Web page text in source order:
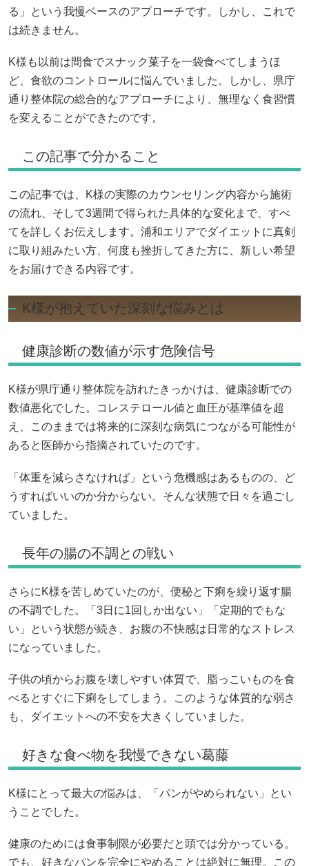
る」という我慢ベースのアプローチです。しかし、これで
は続きません。
K様も以前は間食でスナック菓子を一袋食べてしまうほ
ど、食欲のコントロールに悩んでいました。しかし、県庁
通り整体院の総合的なアプローチにより、無理なく食習慣
を変えることができたのです。
この記事で分かること
この記事では、K様の実際のカウンセリング内容から施術
の流れ、そして3週間で得られた具体的な変化まで、すべ
てを詳しくお伝えします。浦和エリアでダイエットに真剣
に取り組みたい方、何度も挫折してきた方に、新しい希望
をお届けできる内容です。
K様が抱えていた深刻な悩みとは
健康診断の数値が示す危険信号
K様が県庁通り整体院を訪れたきっかけは、健康診断での
数値悪化でした。コレステロール値と血圧が基準値を超
え、このままでは将来的に深刻な病気につながる可能性が
あると医師から指摘されていたのです。
「体重を減らさなければ」という危機感はあるものの、ど
うすればいいのか分からない。そんな状態で日々を過ごし
ていました。
長年の腸の不調との戦い
さらにK様を苦しめていたのが、便秘と下痢を繰り返す腸
の不調でした。「3日に1回しか出ない」「定期的でもな
い」という状態が続き、お腹の不快感は日常的なストレス
になっていました。
子供の頃からお腹を壊しやすい体質で、脂っこいものを食
べるとすぐに下痢をしてしまう。このような体質的な弱さ
も、ダイエットへの不安を大きくしていました。
好きな食べ物を我慢できない葛藤
K様にとって最大の悩みは、「パンがやめられない」とい
うことでした。
健康のためには食事制限が必要だと頭では分かっている。
でも、好きなパンを完全にやめることは絶対に無理。この